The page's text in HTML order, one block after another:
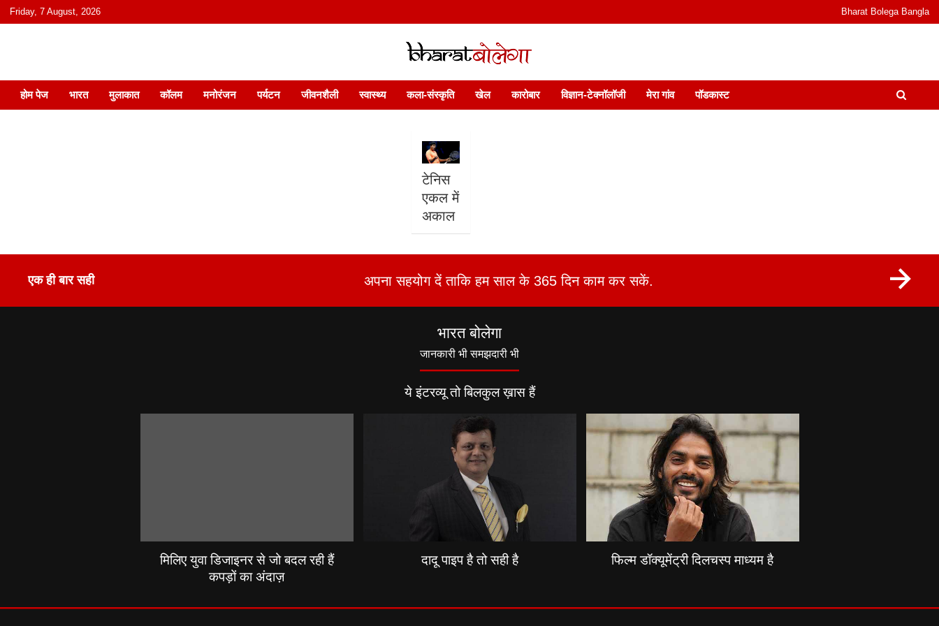
content
Friday, 7 August, 2026 Bharat Bolega Bangla
भारत बोलेगा
हिंदी में समाचार, विचार, ऑडियो, वीडियो और फ़ीचर. भारत बोलेगा हिंदी न्यूज़ वेबसाइट India: News, Views, Info, Trends & Podcast I जानकारी भी समझदारी भी और पॉडकास्ट
होम पेज भारत मुलाकात कॉलम मनोरंजन पर्यटन जीवनशैली स्वास्थ्य कला-संस्कृति खेल कारोबार विज्ञान-टेक्नॉलॉजी मेरा गांव पॉडकास्ट
टेनिस
एकल में
अकाल
एक ही बार सही अपना सहयोग दें ताकि हम साल के 365 दिन काम कर सकें.
भारत बोलेगा
जानकारी भी समझदारी भी
ये इंटरव्यू तो बिलकुल ख़ास हैं
मिलिए युवा डिजाइनर से जो बदल रही हैं
कपड़ों का अंदाज़
दादू पाइप है तो सही है फिल्म डॉक्यूमेंट्री दिलचस्प माध्यम है